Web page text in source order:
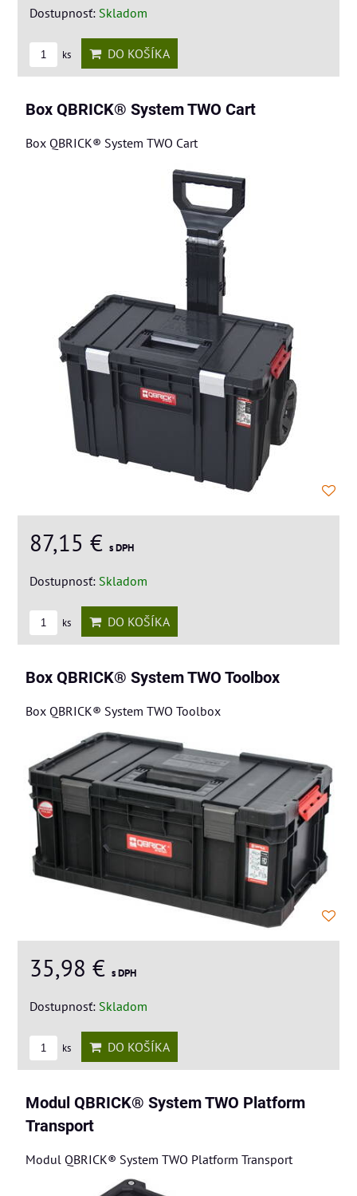
Dostupnosť: Skladom
ks DO KOŠÍKA
Box QBRICK® System TWO Cart
Box QBRICK® System TWO Cart
87,15 € s DPH
Dostupnosť: Skladom
ks DO KOŠÍKA
Box QBRICK® System TWO Toolbox
Box QBRICK® System TWO Toolbox
35,98 € s DPH
Dostupnosť: Skladom
ks DO KOŠÍKA
Modul QBRICK® System TWO Platform
Transport
Modul QBRICK® System TWO Platform Transport